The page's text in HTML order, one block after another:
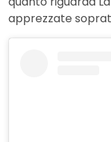
apprezzate